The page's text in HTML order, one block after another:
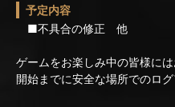
予定内容
■不具合の修正 他
ゲームをお楽しみ中の皆様には
開始までに安全な場所でのロ